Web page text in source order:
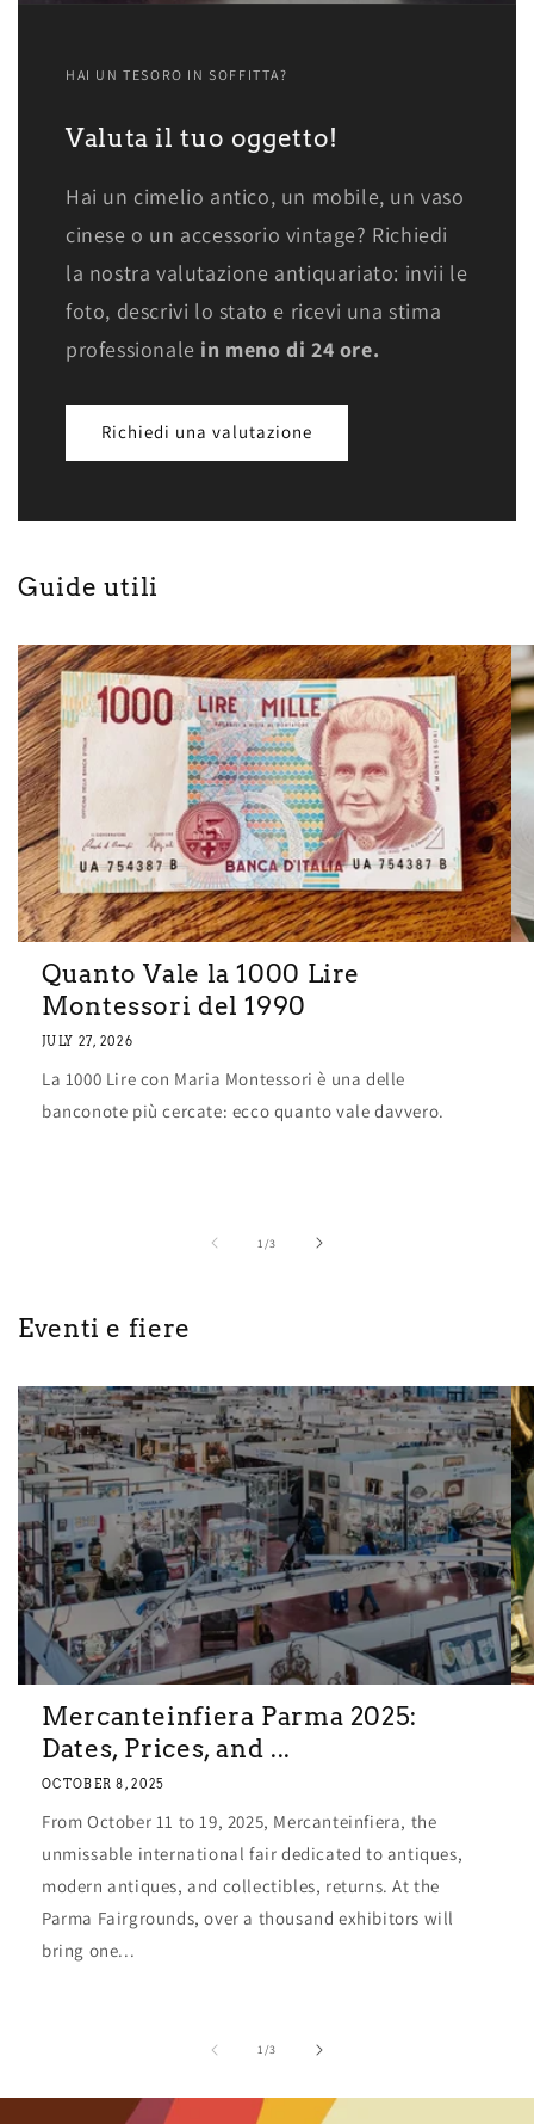
HAI UN TESORO IN SOFFITTA?
Valuta il tuo oggetto!
Hai un cimelio antico, un mobile, un vaso
cinese o un accessorio vintage? Richiedi
la nostra valutazione antiquariato: invii le
foto, descrivi lo stato e ricevi una stima
professionale in meno di 24 ore.
Richiedi una valutazione
Guide utili
Quanto Vale la 1000 Lire
Montessori del 1990
JULY 27, 2026
La 1000 Lire con Maria Montessori è una delle
banconote più cercate: ecco quanto vale davvero.
1/of
3
Eventi e fiere
Mercanteinfiera Parma 2025:
Dates, Prices, and ...
OCTOBER 8, 2025
From October 11 to 19, 2025, Mercanteinfiera, the
unmissable international fair dedicated to antiques,
modern antiques, and collectibles, returns. At the
Parma Fairgrounds, over a thousand exhibitors will
bring one...
1/of
3